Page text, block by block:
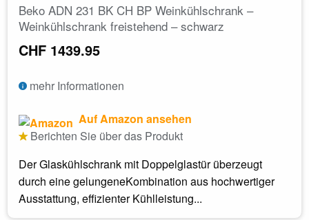
Beko ADN 231 BK CH BP Weinkühlschrank –
Weinkühlschrank freistehend – schwarz
CHF 1439.95
mehr Informationen
Auf Amazon ansehen
Berichten Sie über das Produkt
Der Glaskühlschrank mit Doppelglastür überzeugt
durch eine gelungeneKombination aus hochwertiger
Ausstattung, effizienter Kühlleistung...